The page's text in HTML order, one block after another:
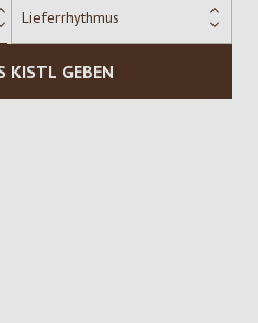
KISTL GEBEN